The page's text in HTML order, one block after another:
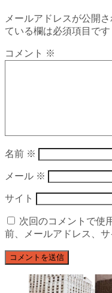
メールアドレスが公開
ている欄は必須項目です
コメント ※
名前 ※
メール ※
サイト
次回のコメントで使
前、メールアドレス、サ